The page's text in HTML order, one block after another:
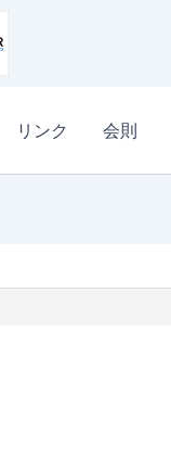
リンク 会則